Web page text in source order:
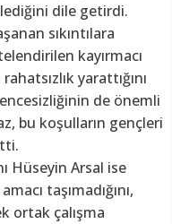
dile getirdi.
sıkıntılara
kayırmacı
yarattığını
de önemli
bu koşulların gençleri
Hüseyin Arsal ise
taşımadığını,
ortak çalışma